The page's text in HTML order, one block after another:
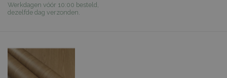
Werkdagen vóór 10:00 besteld,
dezelfde dag verzonden.